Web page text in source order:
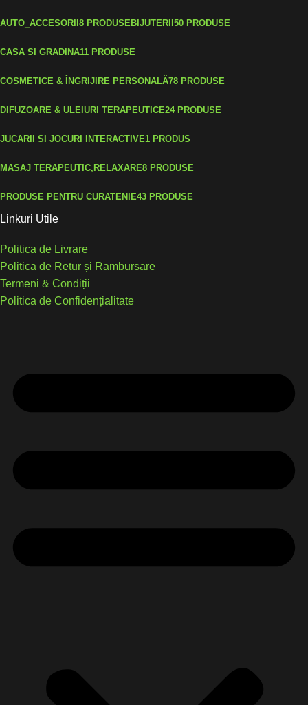
AUTO_ACCESORII8 PRODUSEBIJUTERII50 PRODUSE
CASA SI GRADINA11 PRODUSE
COSMETICE & ÎNGRIJIRE PERSONALĂ78 PRODUSE
DIFUZOARE & ULEIURI TERAPEUTICE24 PRODUSE
JUCARII SI JOCURI INTERACTIVE1 PRODUS
MASAJ TERAPEUTIC,RELAXARE8 PRODUSE
PRODUSE PENTRU CURATENIE43 PRODUSE
Linkuri Utile
Politica de Livrare
Politica de Retur și Rambursare
Termeni & Condiții
Politica de Confidențialitate